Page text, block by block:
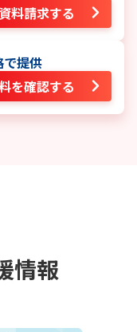
料請求する
提供
を確認する
情報